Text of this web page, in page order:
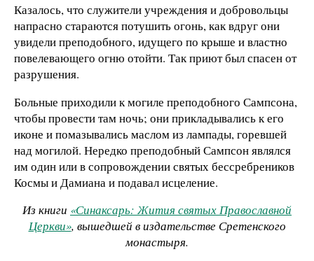
Казалось, что служители учреждения и добровольцы
напрас­но стараются потушить огонь, как вдруг они
увидели препо­добного, идущего по крыше и властно
повелевающего огню отойти. Так приют был спасен от
разрушения.
Больные приходили к могиле преподобного Сампсона,
чтобы про­вести там ночь; они прикладывались к его
иконе и помазы­вались маслом из лампады, горевшей
над могилой. Нередко преподобный Сампсон являлся
им один или в сопровождении святых бессребреников
Космы и Дамиана и подавал исцеление.
Из книги «Синаксарь: Жития святых Православной
Церкви», вышедшей в издательстве Сретенского
монастыря.